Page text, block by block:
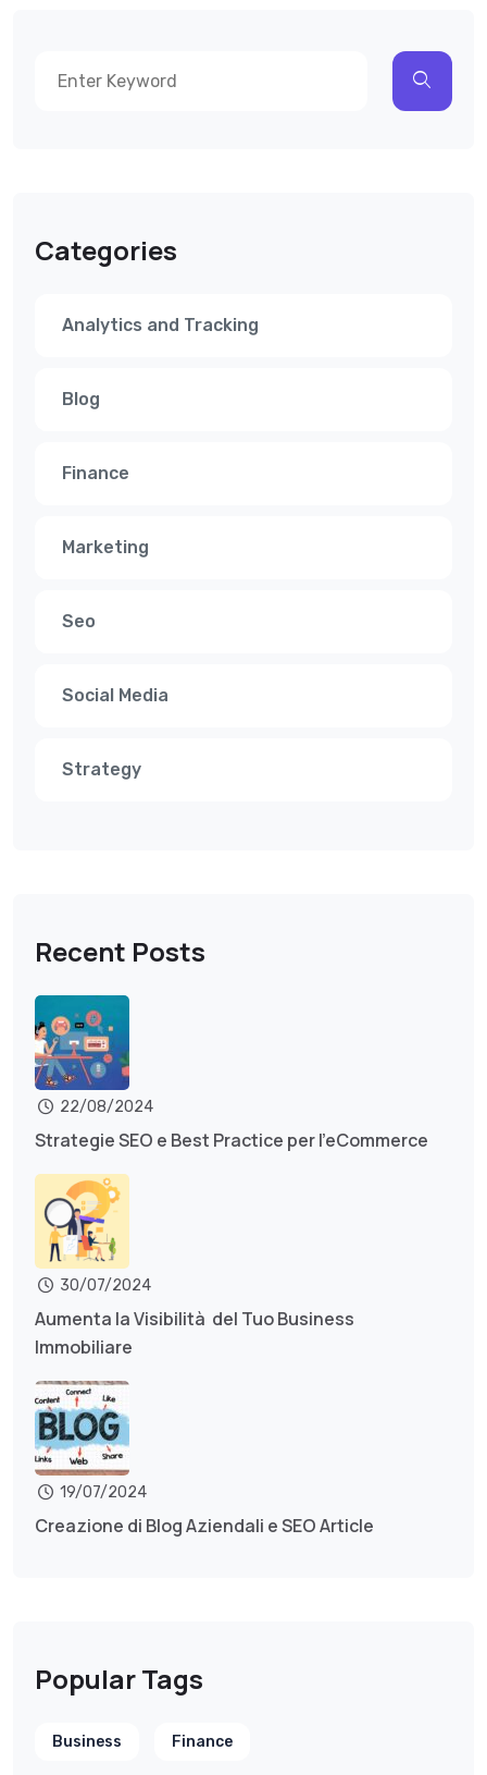
Categories
Analytics and Tracking
Blog
Finance
Marketing
Seo
Social Media
Strategy
Recent Posts
22/08/2024
Strategie SEO e Best Practice per l’eCommerce
30/07/2024
Aumenta la Visibilità del Tuo Business
Immobiliare
19/07/2024
Creazione di Blog Aziendali e SEO Article
Popular Tags
Business Finance